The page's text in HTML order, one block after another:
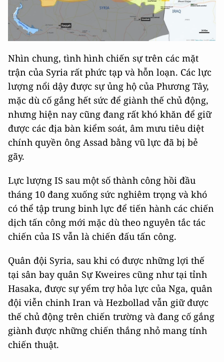
Nhìn chung, tình hình chiến sự trên các mặt
trận của Syria rất phức tạp và hỗn loạn. Các lực
lượng nổi dậy được sự ủng hộ của Phương Tây,
mặc dù cố gắng hết sức để giành thế chủ động,
nhưng hiện nay cũng đang rất khó khăn để giữ
được các địa bàn kiểm soát, âm mưu tiêu diệt
chính quyền ông Assad bằng vũ lực đã bị bẻ
gãy.
Lực lượng IS sau một số thành công hồi đầu
tháng 10 đang xuống sức nghiêm trọng và khó
có thể tập trung binh lực để tiến hành các chiến
dịch tấn công mới mặc dù theo nguyên tắc tác
chiến của IS vẫn là chiến đấu tấn công.
Quân đội Syria, sau khi có được những lợi thế
tại sân bay quân Sự Kweires cũng như tại tỉnh
Hasaka, được sự yểm trợ hỏa lực của Nga, quân
đội viễn chinh Iran và Hezbollad vẫn giữ được
thế chủ động trên chiến trường và đang cố gắng
giành được những chiến thắng nhỏ mang tính
chiến thuật.